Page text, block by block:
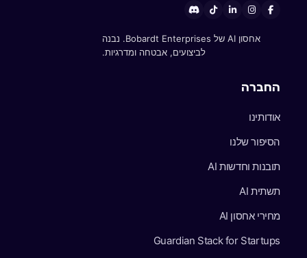
אחסון AI של Bobardt Enterprises. נבנה
לביצועים, אבטחה ומדרגיות.
החברה
אודותינו
הסיפור שלנו
תובנות וחדשות AI
תשתית AI
מחירי אחסון AI
Guardian Stack for Startups